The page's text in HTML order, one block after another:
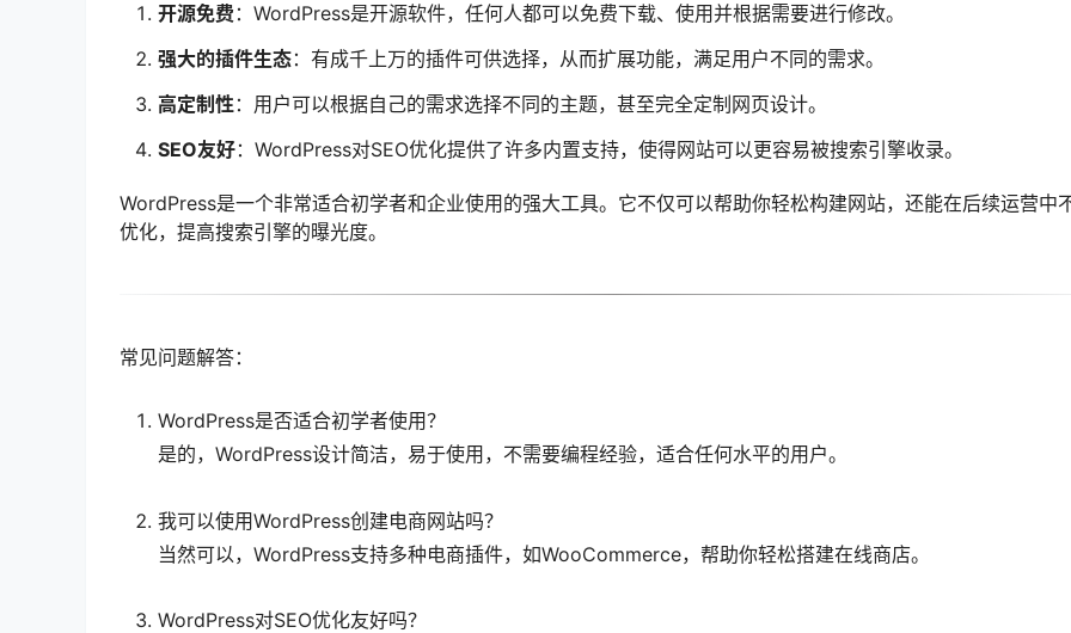
开源免费 ：WordPress是开源软件，任何人都可以免费下载、使用并根据需要进行修改。
强大的插件生态：有成千上万的插件可供选择，从而扩展功能，满足用户不同的需求。
高定制性：用户可以根据自己的需求选择不同的主题，甚至完全定制网页设计。
SEO友好：WordPress对SEO优化提供了许多内置支持，使得网站可以更容易被搜索引擎收录。
WordPress是一个非常适合初学者和企业使用的强大工具。它不仅可以帮助你轻松构建网站，还能在后续运营中
优化，提高搜索引擎的曝光度。
常见问题解答：
WordPress是否适合初学者使用？
是的，WordPress设计简洁，易于使用，不需要编程经验，适合任何水平的用户。
我可以使用WordPress创建电商网站吗？
当然可以，WordPress支持多种电商插件，如WooCommerce，帮助你轻松搭建在线商店。
WordPress对SEO优化友好吗？